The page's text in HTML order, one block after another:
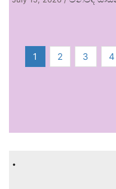
1 2 3 4
.